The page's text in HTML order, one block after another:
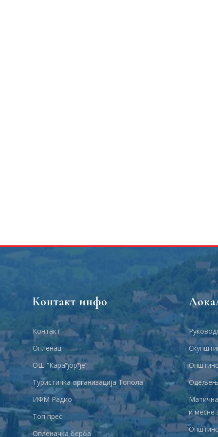
Контакт инфо
Контакт
Опленац
ОШ “Карађорђе”
Туристичка организација Топола
ИФМ Радио
Топ прес
Опленачка берба
и месне